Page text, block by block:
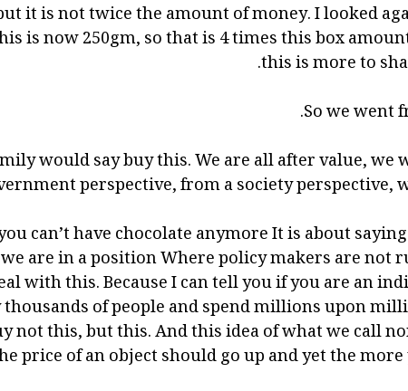
it is not twice the amount of money. I looked
is now 250gm, so that is 4 times this box
this is more to
So we went
would say buy this. We are all after value,
perspective, from a society perspective,
can’t have chocolate anymore It is about
are in a position Where policy makers are not
with this. Because I can tell you if you are an
of people and spend millions upon
not this, but this. And this idea of what we call
price of an object should go up and yet the